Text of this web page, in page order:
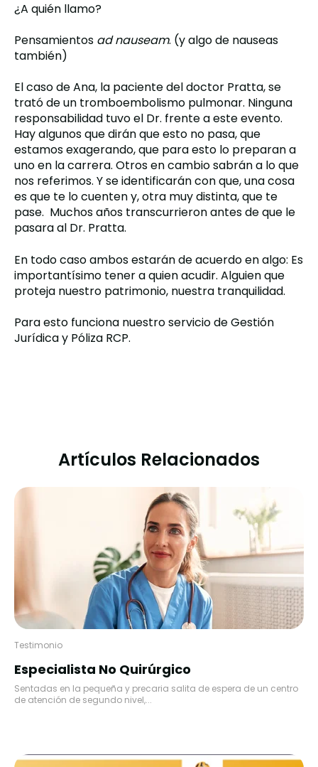
¿A quién llamo?
Pensamientos ad nauseam. (y algo de nauseas
también)
El caso de Ana, la paciente del doctor Pratta, se
trató de un tromboembolismo pulmonar. Ninguna
responsabilidad tuvo el Dr. frente a este evento.
Hay algunos que dirán que esto no pasa, que
estamos exagerando, que para esto lo preparan a
uno en la carrera. Otros en cambio sabrán a lo que
nos referimos. Y se identificarán con que, una cosa
es que te lo cuenten y, otra muy distinta, que te
pase. Muchos años transcurrieron antes de que le
pasara al Dr. Pratta.
En todo caso ambos estarán de acuerdo en algo: Es
importantísimo tener a quien acudir. Alguien que
proteja nuestro patrimonio, nuestra tranquilidad.
Para esto funciona nuestro servicio de Gestión
Jurídica y Póliza RCP.
Artículos Relacionados
Testimonio
Especialista No Quirúrgico
Sentadas en la pequeña y precaria salita de espera de un centro
de atención de segundo nivel,...